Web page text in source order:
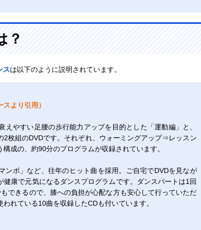
？
スは以下のように説明されています。
より引用）
やすい足腰の歩行能力アップを目的とした「運動編」と、
2枚組のDVDです。それぞれ、ウォーミングアップ⇒レッスン
成の、約90分のプログラムが収録されています。
ンボ」など、往年のヒット曲を採用。ご自宅でDVDを見なが
康で元気になるダンスプログラムです。ダンスパートは1回
できるので、膝への負担が心配な方も安心して行っていただ
れている10曲を収録したCDも付いています。